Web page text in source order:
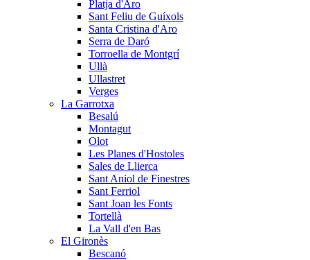
Platja d'Aro
Sant Feliu de Guíxols
Santa Cristina d'Aro
Serra de Daró
Torroella de Montgrí
Ullà
Ullastret
Verges
La Garrotxa
Besalú
Montagut
Olot
Les Planes d'Hostoles
Sales de Llierca
Sant Aniol de Finestres
Sant Ferriol
Sant Joan les Fonts
Tortellà
La Vall d'en Bas
El Gironès
Bescanó